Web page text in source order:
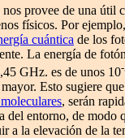
provee de una útil
físicos. Por
cuántica de los
La energía de
GHz. es de unos 10
Esto sugiere
, serán
del entorno, de modo
a la elevación de la